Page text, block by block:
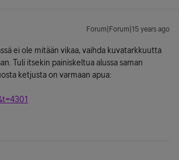
Forum|Forum|15 years ago
ei ole mitään vikaa, vaihda kuvatarkkuutta
Tuli itsekin painiskeltua alussa saman
ketjusta on varmaan apua: